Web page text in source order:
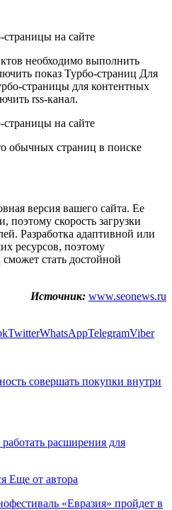
необходимо выполнить
показ Турбо-страниц Для
для контентных
rss-канал.
обычных страниц в поиске
версия вашего сайта. Ее
поэтому скорость загрузки
Разработка адаптивной или
ресурсов, поэтому
стать достойной
Источник: www.seonews.ru
TwitterWhatsAppTelegramViber
совершать покупки внутри
расширения для
Еще от автора
«Евразия» пройдет в